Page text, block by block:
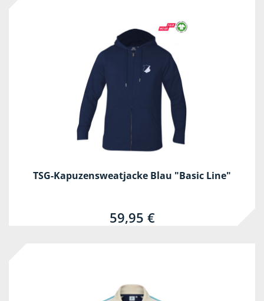
TSG-Kapuzensweatjacke Blau "Basic Line"
59,95 €